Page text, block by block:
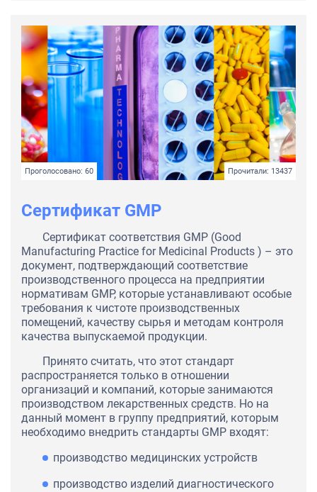
Проголосовано: 60 Прочитали: 13437
Сертификат GMP
Сертификат соответствия GMP (Good
Manufacturing Practice for Medicinal Products ) – это
документ, подтверждающий соответствие
производственного процесса на предприятии
нормативам GMP, которые устанавливают особые
требования к чистоте производственных
помещений, качеству сырья и методам контроля
качества выпускаемой продукции.
Принято считать, что этот стандарт
распространяется только в отношении
организаций и компаний, которые занимаются
производством лекарственных средств. Но на
данный момент в группу предприятий, которым
необходимо внедрить стандарты GMP входят:
производство медицинских устройств
производство изделий диагностического